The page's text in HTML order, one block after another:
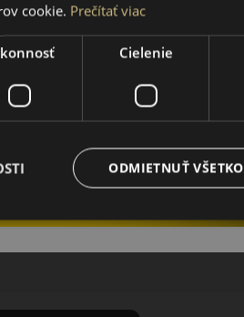
cookie. Prečítať viac
Cielenie
ODMIETNUŤ VŠETKO